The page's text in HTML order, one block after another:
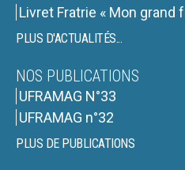
Livret Fratrie « Mon grand
PLUS D'ACTUALITÉS...
NOS PUBLICATIONS
UFRAMAG N°33
UFRAMAG n°32
PLUS DE PUBLICATIONS